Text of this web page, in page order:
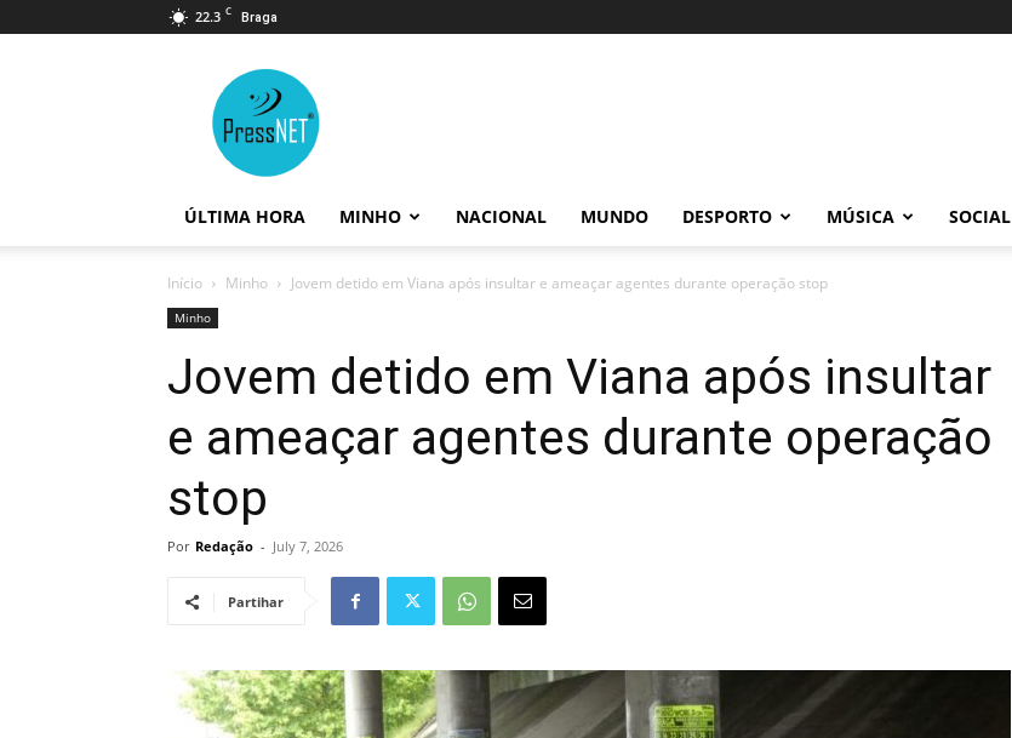
22.3 C Braga
ÚLTIMA HORA MINHO NACIONAL MUNDO DESPORTO MÚSICA SOCIAL
Início Minho Jovem detido em Viana após insultar e ameaçar agentes durante operação stop
Minho
Jovem detido em Viana após insultar
e ameaçar agentes durante operação
stop
Por Redação - July 7, 2026
Partihar